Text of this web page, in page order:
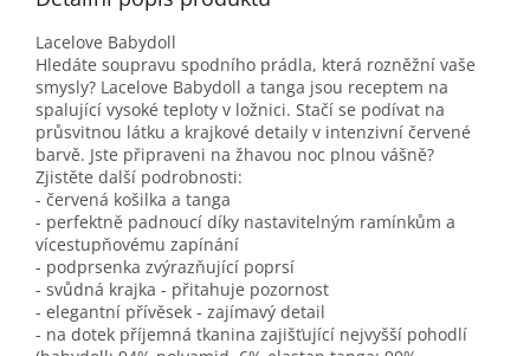
Lacelove Babydoll
Hledáte soupravu spodního prádla, která rozněžní vaše
smysly? Lacelove Babydoll a tanga jsou receptem na
spalující vysoké teploty v ložnici. Stačí se podívat na
průsvitnou látku a krajkové detaily v intenzivní červené
barvě. Jste připraveni na žhavou noc plnou vášně?
Zjistěte další podrobnosti:
- červená košilka a tanga
- perfektně padnoucí díky nastavitelným ramínkům a
vícestupňovému zapínání
- podprsenka zvýrazňující poprsí
- svůdná krajka - přitahuje pozornost
- elegantní přívěsek - zajímavý detail
- na dotek příjemná tkanina zajišťující nejvyšší pohodlí